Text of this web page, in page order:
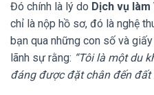
Đó chính là lý do Dịch vụ
chỉ là nộp hồ sơ, đó là nghệ
bạn qua những con số và
lãnh sự rằng: “Tôi là một du
đáng được đặt chân đến đất